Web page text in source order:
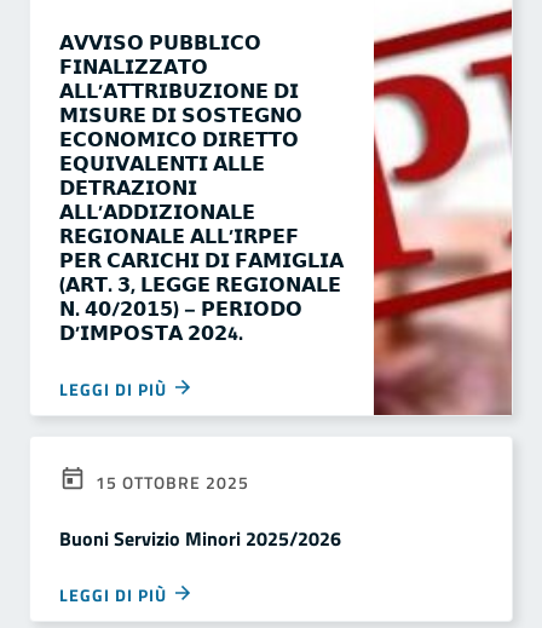
𝗔𝗩𝗩𝗜𝗦𝗢 𝗣𝗨𝗕𝗕𝗟𝗜𝗖𝗢
𝗙𝗜𝗡𝗔𝗟𝗜𝗭𝗭𝗔𝗧𝗢
𝗔𝗟𝗟’𝗔𝗧𝗧𝗥𝗜𝗕𝗨𝗭𝗜𝗢𝗡𝗘 𝗗𝗜
𝗠𝗜𝗦𝗨𝗥𝗘 𝗗𝗜 𝗦𝗢𝗦𝗧𝗘𝗚𝗡𝗢
𝗘𝗖𝗢𝗡𝗢𝗠𝗜𝗖𝗢 𝗗𝗜𝗥𝗘𝗧𝗧𝗢
𝗘𝗤𝗨𝗜𝗩𝗔𝗟𝗘𝗡𝗧𝗜 𝗔𝗟𝗟𝗘
𝗗𝗘𝗧𝗥𝗔𝗭𝗜𝗢𝗡𝗜
𝗔𝗟𝗟’𝗔𝗗𝗗𝗜𝗭𝗜𝗢𝗡𝗔𝗟𝗘
𝗥𝗘𝗚𝗜𝗢𝗡𝗔𝗟𝗘 𝗔𝗟𝗟’𝗜𝗥𝗣𝗘𝗙
𝗣𝗘𝗥 𝗖𝗔𝗥𝗜𝗖𝗛𝗜 𝗗𝗜 𝗙𝗔𝗠𝗜𝗚𝗟𝗜𝗔
(𝗔𝗥𝗧. 𝟯, 𝗟𝗘𝗚𝗚𝗘 𝗥𝗘𝗚𝗜𝗢𝗡𝗔𝗟𝗘
𝗡. 𝟰𝟬/𝟮𝟬𝟭𝟱) – 𝗣𝗘𝗥𝗜𝗢𝗗𝗢
𝗗’𝗜𝗠𝗣𝗢𝗦𝗧𝗔 𝟮𝟬𝟮4.
LEGGI DI PIÙ
15 OTTOBRE 2025
Buoni Servizio Minori 2025/2026
LEGGI DI PIÙ